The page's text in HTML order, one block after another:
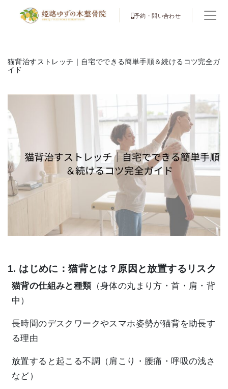
予約・問い合わせ
猫背治すストレッチ｜自宅でできる簡単手順＆続けるコツ完全ガ
イド
1. はじめに：猫背とは？原因と放置するリスク
猫背の仕組みと種類（身体の丸まり方・首・肩・背
中）
長時間のデスクワークやスマホ姿勢が猫背を助長す
る理由
放置すると起こる不調（肩こり・腰痛・呼吸の浅さ
など）